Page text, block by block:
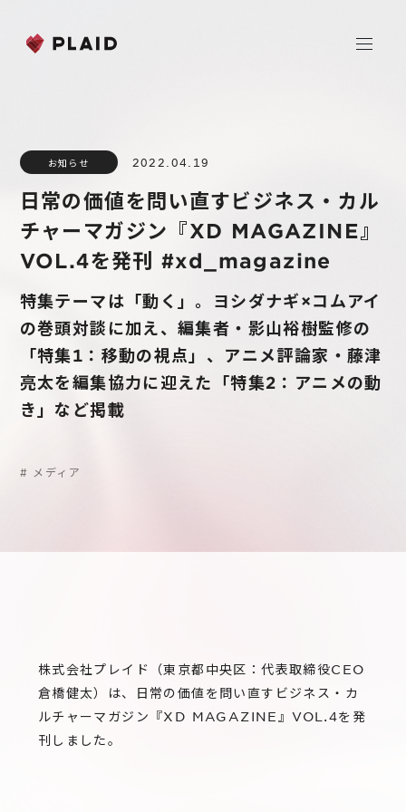
会社情報
Purpose & Mission
会社概要
経営メンバー
事業内容
プレイド
CXプラットフォーム KARTE
Professional Service
Additional Products
グループ会社
ニュース
IR
IR情報
経営情報
サステナビリティ
採用情報
お知らせ 2022.04.19
日常の価値を問い直すビジネス・カル
チャーマガジン『XD MAGAZINE』
VOL.4を発刊 #xd_magazine
特集テーマは「動く」。ヨシダナギ×コムアイ
の巻頭対談に加え、編集者・影山裕樹監修の
「特集1：移動の視点」、アニメ評論家・藤津
亮太を編集協力に迎えた「特集2：アニメの動
き」など掲載
# メディア
株式会社プレイド（東京都中央区：代表取締役CEO
倉橋健太）は、日常の価値を問い直すビジネス・カ
ルチャーマガジン『XD MAGAZINE』VOL.4を発
刊しました。